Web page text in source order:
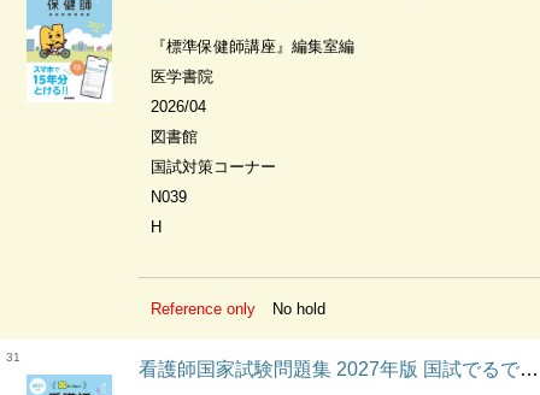
『標準保健師講座』編集室編
医学書院
2026/04
図書館
国試対策コーナー
N039
H
Reference only No hold
31
看護師国家試験問題集 2027年版 国試でるでたBOOK N-Navi